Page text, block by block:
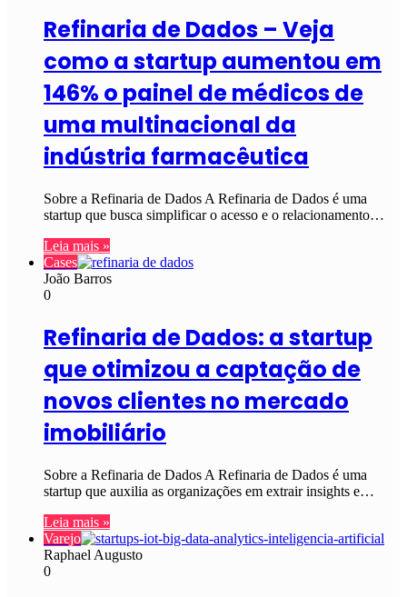
Refinaria de Dados – Veja
como a startup aumentou em
146% o painel de médicos de
uma multinacional da
indústria farmacêutica
Sobre a Refinaria de Dados A Refinaria de Dados é uma
startup que busca simplificar o acesso e o relacionamento…
Leia mais »
Cases
João Barros
0
Refinaria de Dados: a startup
que otimizou a captação de
novos clientes no mercado
imobiliário
Sobre a Refinaria de Dados A Refinaria de Dados é uma
startup que auxilia as organizações em extrair insights e…
Leia mais »
Varejo
Raphael Augusto
0